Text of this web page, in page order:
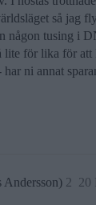
så jag
någon tusing i
lite för lika för
har ni annat
Andersson) 20
2